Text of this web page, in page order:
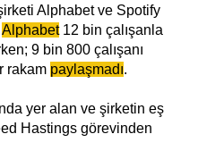
Alphabet ve Spotify
Alphabet12 bin çalışanla
9 bin 800 çalışanı
rakam paylaşmadı.
yer alan ve şirketin eş
Hastings görevinden